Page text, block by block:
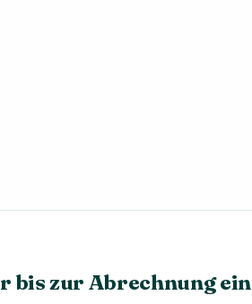
bis zur Abrechnung ein